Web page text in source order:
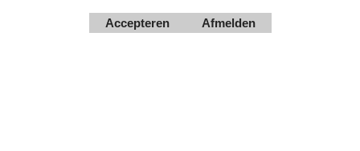
Accepteren Afmelden